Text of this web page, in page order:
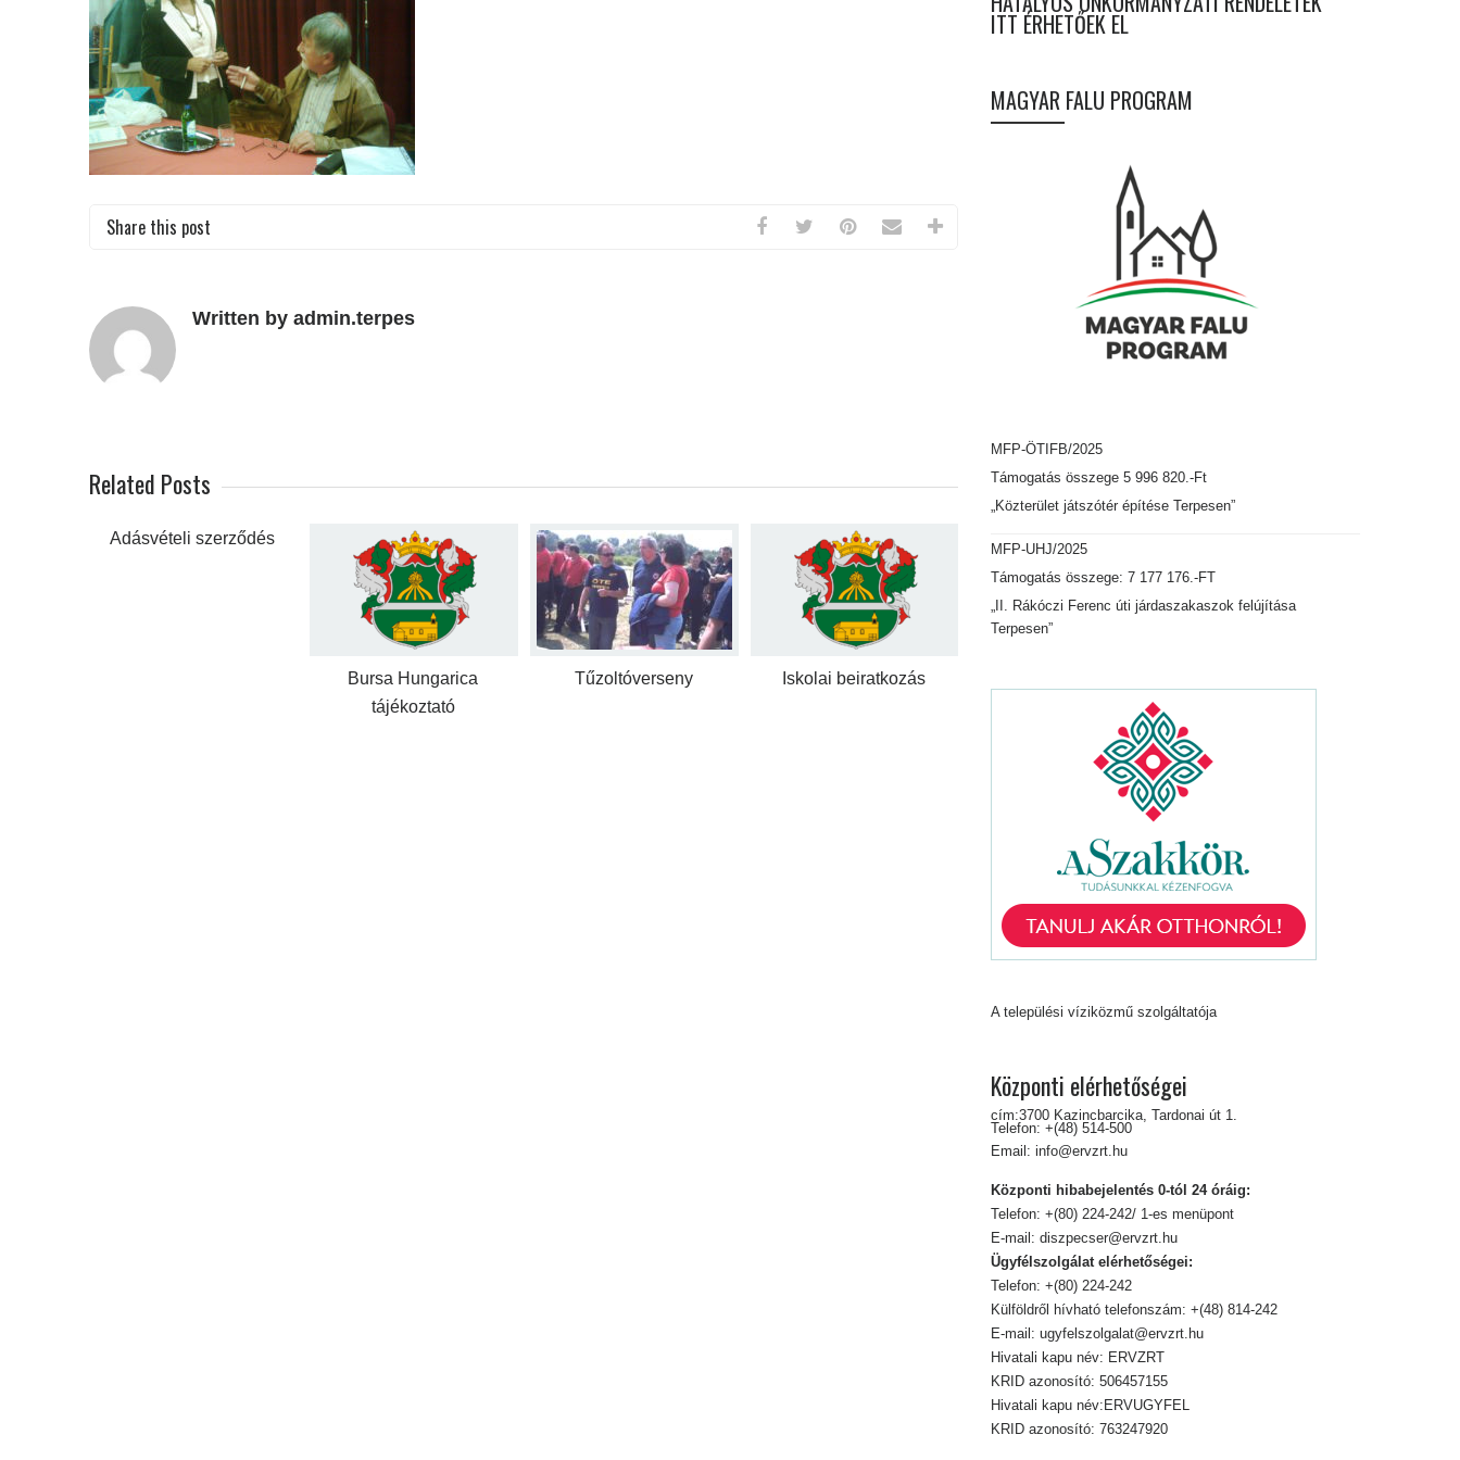
Share this post
Written by admin.terpes
Related Posts
Adásvételi szerződés
Bursa Hungarica
tájékoztató
Tűzoltóverseny Iskolai beiratkozás
ITT ÉRHETŐEK EL
MAGYAR FALU PROGRAM
MFP-ÖTIFB/2025
Támogatás összege 5 996 820.-Ft
„Közterület játszótér építése Terpesen”
MFP-UHJ/2025
Támogatás összege: 7 177 176.-FT
„II. Rákóczi Ferenc úti járdaszakaszok felújítása
Terpesen”
A települési víziközmű szolgáltatója
Központi elérhetőségei
cím:3700 Kazincbarcika, Tardonai út 1.
Telefon: +(48) 514-500
Email: info@ervzrt.hu
Központi hibabejelentés 0-tól 24 óráig:
Telefon: +(80) 224-242/ 1-es menüpont
E-mail: diszpecser@ervzrt.hu
Ügyfélszolgálat elérhetőségei:
Telefon: +(80) 224-242
Külföldről hívható telefonszám: +(48) 814-242
E-mail: ugyfelszolgalat@ervzrt.hu
Hivatali kapu név: ERVZRT
KRID azonosító: 506457155
Hivatali kapu név:ERVUGYFEL
KRID azonosító: 763247920